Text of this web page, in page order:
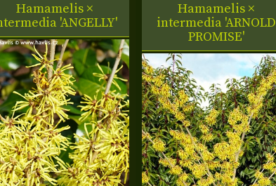
Hamamelis ×
'ANGELLY'
Hamamelis ×
intermedia 'ARNOLD
PROMISE'